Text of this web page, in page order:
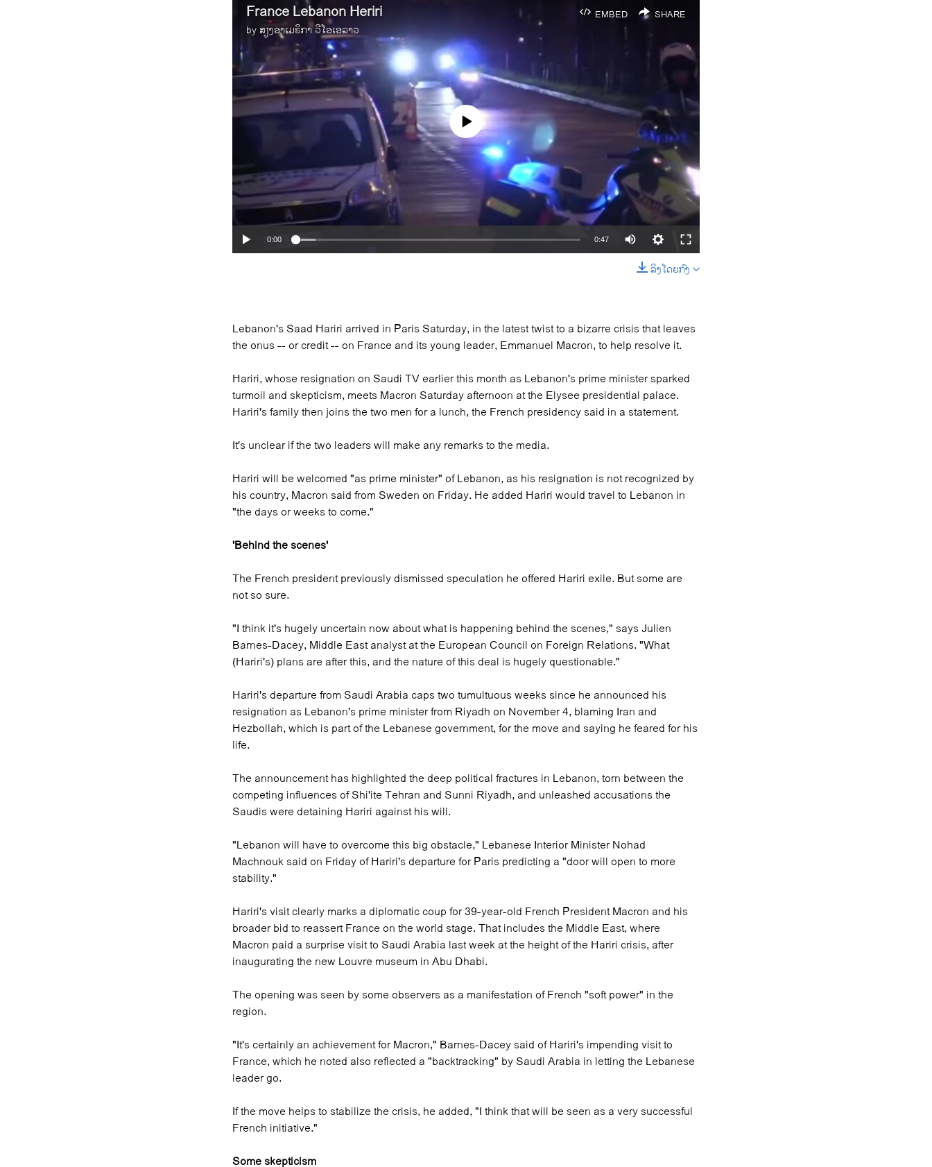
EMBED SHARE
France Lebanon Heriri
by ສຽງອາເມຣິກາ ວີໂອເອລາວ
SHARE
No media source currently available
0:00 0:47
ລິງໂດຍກົງ
Lebanon's Saad Hariri arrived in Paris Saturday, in the latest twist to a bizarre crisis that leaves
the onus -- or credit -- on France and its young leader, Emmanuel Macron, to help resolve it.
Hariri, whose resignation on Saudi TV earlier this month as Lebanon's prime minister sparked
turmoil and skepticism, meets Macron Saturday afternoon at the Elysee presidential palace.
Hariri's family then joins the two men for a lunch, the French presidency said in a statement.
It's unclear if the two leaders will make any remarks to the media.
Hariri will be welcomed "as prime minister" of Lebanon, as his resignation is not recognized by
his country, Macron said from Sweden on Friday. He added Hariri would travel to Lebanon in
"the days or weeks to come."
'Behind the scenes'
The French president previously dismissed speculation he offered Hariri exile. But some are
not so sure.
"I think it's hugely uncertain now about what is happening behind the scenes," says Julien
Barnes-Dacey, Middle East analyst at the European Council on Foreign Relations. "What
(Hariri's) plans are after this, and the nature of this deal is hugely questionable."
Hariri's departure from Saudi Arabia caps two tumultuous weeks since he announced his
resignation as Lebanon's prime minister from Riyadh on November 4, blaming Iran and
Hezbollah, which is part of the Lebanese government, for the move and saying he feared for his
life.
The announcement has highlighted the deep political fractures in Lebanon, torn between the
competing influences of Shi'ite Tehran and Sunni Riyadh, and unleashed accusations the
Saudis were detaining Hariri against his will.
"Lebanon will have to overcome this big obstacle," Lebanese Interior Minister Nohad
Machnouk said on Friday of Hariri's departure for Paris predicting a "door will open to more
stability."
Hariri's visit clearly marks a diplomatic coup for 39-year-old French President Macron and his
broader bid to reassert France on the world stage. That includes the Middle East, where
Macron paid a surprise visit to Saudi Arabia last week at the height of the Hariri crisis, after
inaugurating the new Louvre museum in Abu Dhabi.
The opening was seen by some observers as a manifestation of French "soft power" in the
region.
"It's certainly an achievement for Macron," Barnes-Dacey said of Hariri's impending visit to
France, which he noted also reflected a "backtracking" by Saudi Arabia in letting the Lebanese
leader go.
If the move helps to stabilize the crisis, he added, "I think that will be seen as a very successful
French initiative."
Some skepticism